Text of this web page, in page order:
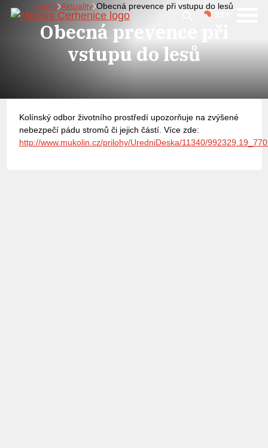
Domů Aktuality Obecná prevence při vstupu do lesů
Obecná prevence při
vstupu do lesů
Kolínský odbor životního prostředí upozorňuje na zvýšené
nebezpečí pádu stromů či jejich částí. Více zde:
http://www.mukolin.cz/prilohy/UredniDeska/11340/